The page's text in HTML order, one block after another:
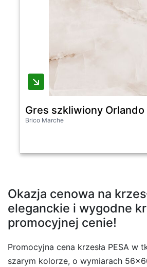
Gres szkliwiony Orlando
Brico Marche
Okazja cenowa na
eleganckie i wygodne
promocyjnej cenie!
Promocyjna cena krzesła PESA w
szarym kolorze, o wymiarach